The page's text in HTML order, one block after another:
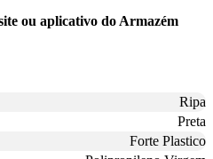
ou aplicativo do Armazém
Ripa
Preta
Forte Plastico